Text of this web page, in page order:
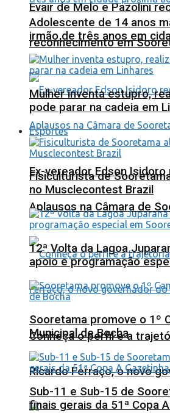
Evair de Melo e Pazolini
reconhecimento em
Ex-vereador Edson
Aplausos na Câmara de
Conheça o perfil e a
Ricardo Ferraço, o novo
Adolescente de 14 anos
irmão de três anos em
Mulher inventa estupro,
pode parar na cadeia em
Esportes
Fisiculturista de
no Musclecontest Brazil
12ª Volta da Lagoa
apoio e programação
Sooretama promove o 1º
Municipal de Bocha
Sub-11 e Sub-15 de
finais gerais da 51ª Copa